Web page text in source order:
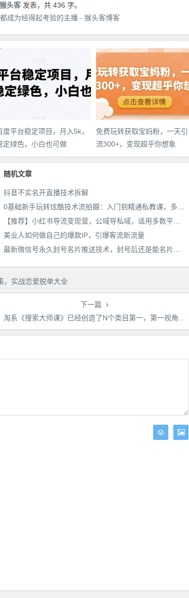
猴头客 发表，共 436 字。
成为经得起考验的主播 - 猴头客博客
度平台稳定项目，月入5k，
定绿色，小白也可做
免费玩转获取宝妈粉，一天引
流300+，变现超乎你想象
随机文章
抖音不实名开直播技术拆解
【推荐】小红书导流变现营，公域导私域，适用多数平台，一线实操实战团队总结，真正实战，全是细节！
美业人如何做自己的爆款IP，引爆客流新流量
下一篇
淘系《搜索大师课》已经创造了N个类目第一，第一视角带你进入搜索大师操盘店铺的独特手法